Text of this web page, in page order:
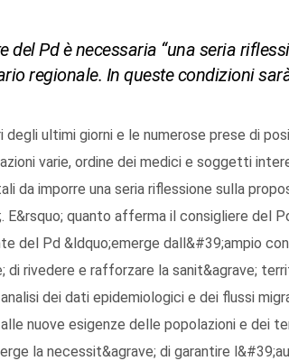
del Pd è necessaria “una seria
regionale. In queste condizioni
degli ultimi giorni e le numerose prese di
varie, ordine dei medici e soggetti
da imporre una seria riflessione sulla
E&rsquo; quanto afferma il consigliere del
del Pd &ldquo;emerge dall&#39;ampio
di rivedere e rafforzare la sanit&agrave;
dei dati epidemiologici e dei flussi
nuove esigenze delle popolazioni e dei
la necessit&agrave; di garantire